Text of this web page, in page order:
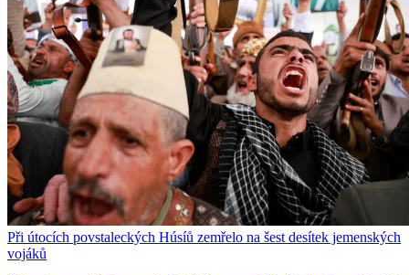
Při útocích povstaleckých Húsíů zemřelo na šest desítek jemenských
vojáků